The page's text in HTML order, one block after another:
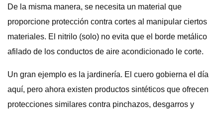
De la misma manera, se necesita un material que
proporcione protección contra cortes al manipular ciertos
materiales. El nitrilo (solo) no evita que el borde metálico
afilado de los conductos de aire acondicionado le corte.
Un gran ejemplo es la jardinería. El cuero gobierna el día
aquí, pero ahora existen productos sintéticos que ofrecen
protecciones similares contra pinchazos, desgarros y